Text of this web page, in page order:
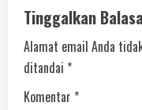
Tinggalkan
Alamat email Anda
ditandai *
Komentar *